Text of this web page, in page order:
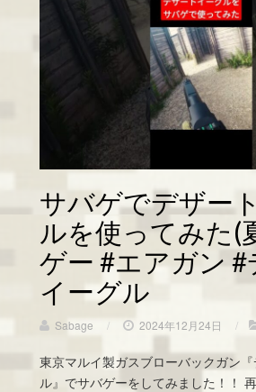
サバゲでデザー
ルを使ってみた(
ゲー #エアガン
イーグル
Sabage / 2024年12月24日 /
東京マルイ製ガスブローバックガン
ル』でサバゲーをしてみました！！